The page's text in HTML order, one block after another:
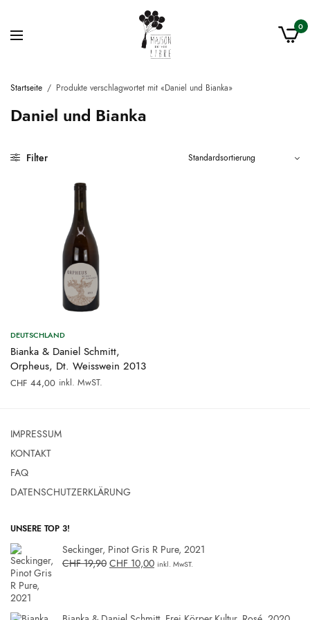
0
Startseite / Produkte verschlagwortet mit «Daniel und Bianka»
Daniel und Bianka
Filter
DEUTSCHLAND
Bianka & Daniel Schmitt,
Orpheus, Dt. Weisswein 2013
CHF 44,00 inkl. MwST.
IMPRESSUM
KONTAKT
FAQ
DATENSCHUTZERKLÄRUNG
UNSERE TOP 3!
Seckinger, Pinot Gris R Pure, 2021
CHF19,90 CHF 10,00 inkl. MwST.